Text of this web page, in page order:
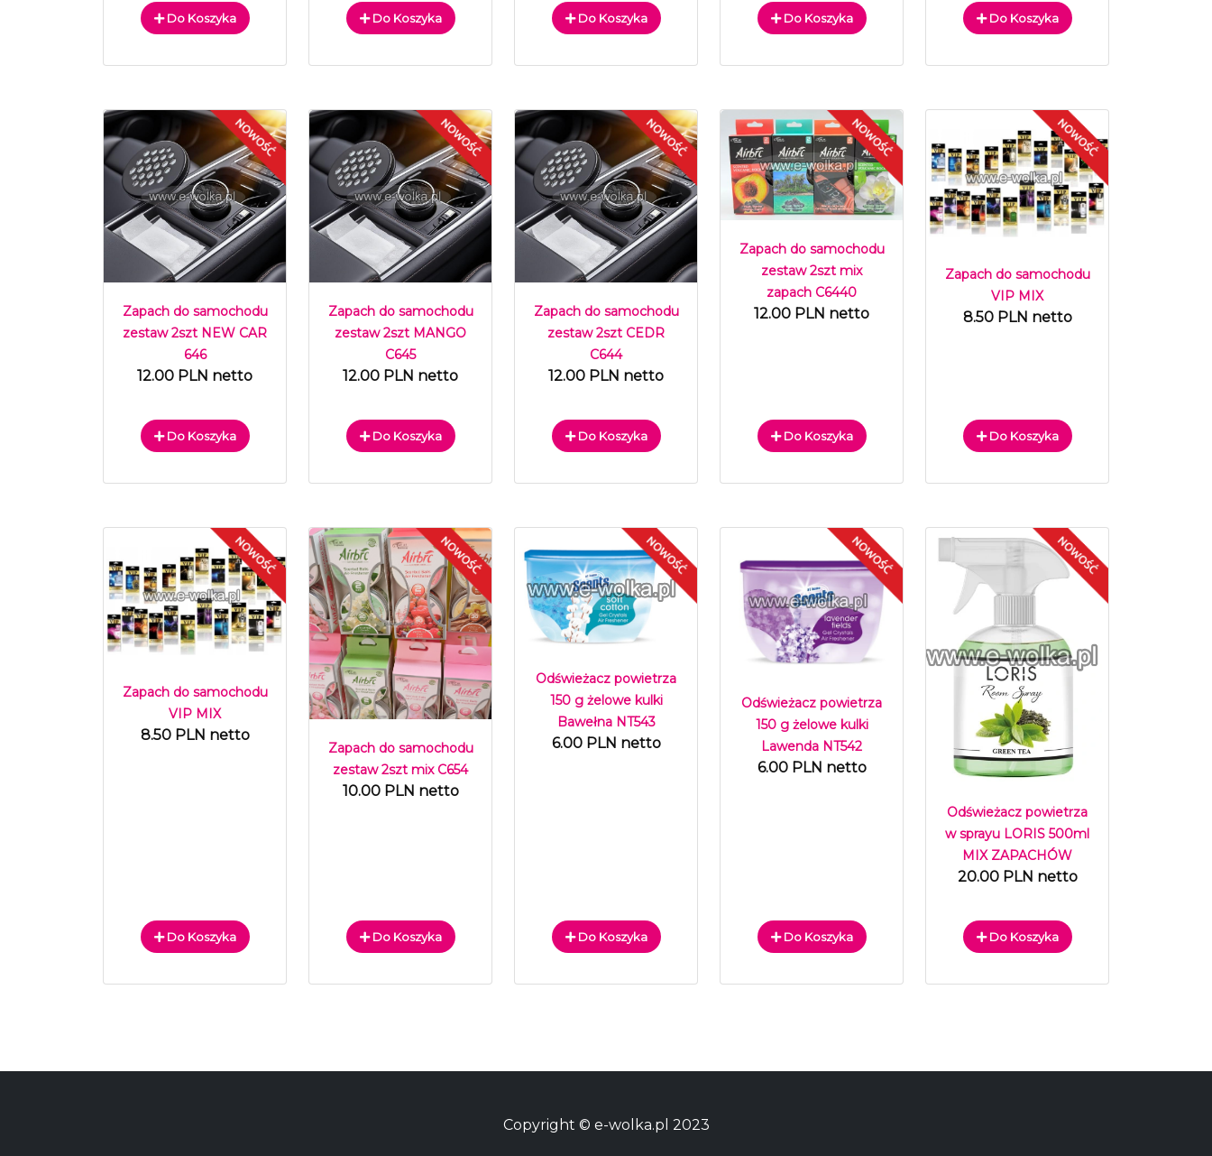
Do Koszyka Do Koszyka Do Koszyka Do Koszyka Do Koszyka
Zapach do samochodu
zestaw 2szt NEW CAR
646
12.00 PLN netto
Do Koszyka
Zapach do samochodu
zestaw 2szt MANGO
C645
12.00 PLN netto
Do Koszyka
Zapach do samochodu
zestaw 2szt CEDR
C644
12.00 PLN netto
Do Koszyka
Zapach do samochodu
zestaw 2szt mix
zapach C6440
12.00 PLN netto
Do Koszyka
Zapach do samochodu
VIP MIX
8.50 PLN netto
Do Koszyka
Zapach do samochodu
VIP MIX
8.50 PLN netto
Do Koszyka
Zapach do samochodu
zestaw 2szt mix C654
10.00 PLN netto
Do Koszyka
Odświeżacz powietrza
150 g żelowe kulki
Bawełna NT543
6.00 PLN netto
Do Koszyka
Odświeżacz powietrza
150 g żelowe kulki
Lawenda NT542
6.00 PLN netto
Do Koszyka
Odświeżacz powietrza
w sprayu LORIS 500ml
MIX ZAPACHÓW
20.00 PLN netto
Do Koszyka
Copyright © e-wolka.pl 2023